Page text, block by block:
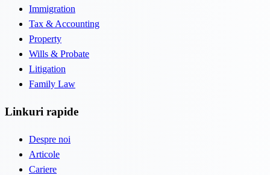
Immigration
Tax & Accounting
Property
Wills & Probate
Litigation
Family Law
Linkuri rapide
Despre noi
Articole
Cariere